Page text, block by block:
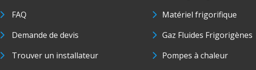
FAQ
Demande de devis
Trouver un installateur
Matériel frigorifique
Gaz Fluides Frigorigènes
Pompes à chaleur